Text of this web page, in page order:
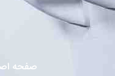
صفحه